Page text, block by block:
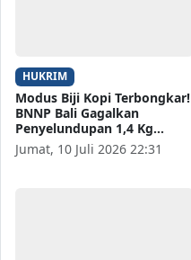
HUKRIM
Modus Biji Kopi Terbongkar!
BNNP Bali Gagalkan
Penyelundupan 1,4 Kg…
Jumat, 10 Juli 2026 22:31